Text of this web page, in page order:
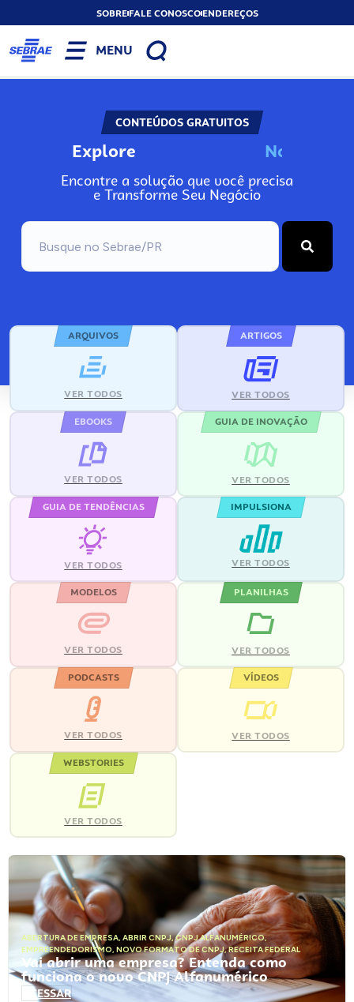
SOBREFALE CONOSCOENDEREÇOS
MENU
CONTEÚDOS GRATUITOS
Explore N
Encontre a solução que você precisa
e Transforme Seu Negócio
ARQUIVOS
VER TODOS
ARTIGOS
VER TODOS
EBOOKS
VER TODOS
GUIA DE INOVAÇÃO
VER TODOS
GUIA DE TENDÊNCIAS
VER TODOS
IMPULSIONA
VER TODOS
MODELOS
VER TODOS
PLANILHAS
VER TODOS
PODCASTS
VER TODOS
VÍDEOS
VER TODOS
WEBSTORIES
VER TODOS
ABERTURA DE EMPRESA, ABRIR CNPJ,CNPJ ALFANUMÉRICO,
EMPREENDEDORISMO, NOVO FORMATO DE CNPJ,RECEITA FEDERAL
Vai abrir uma empresa? Entenda como
funciona o novo CNPJ Alfanumérico
ACESSAR